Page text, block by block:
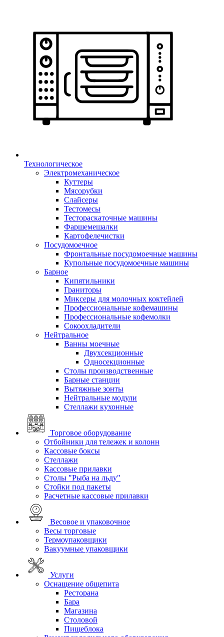
Технологическое
Электромеханическое
Куттеры
Мясорубки
Слайсеры
Тестомесы
Тестораскаточные машины
Фаршемешалки
Картофелечистки
Посудомоечное
Фронтальные посудомоечные машины
Купольные посудомоечные машины
Барное
Кипятильники
Граниторы
Миксеры для молочных коктейлей
Профессиональные кофемашины
Профессиональные кофемолки
Сокоохладители
Нейтральное
Ванны моечные
Двухсекционные
Односекционные
Столы производственные
Барные станции
Вытяжные зонты
Нейтральные модули
Стеллажи кухонные
Торговое оборудование
Отбойники для тележек и колонн
Кассовые боксы
Стеллажи
Кассовые прилавки
Столы "Рыба на льду"
Стойки под пакеты
Расчетные кассовые прилавки
Весовое и упаковочное
Весы торговые
Термоупаковщики
Вакуумные упаковщики
Услуги
Оснащение общепита
Ресторана
Бара
Магазина
Столовой
Пищеблока